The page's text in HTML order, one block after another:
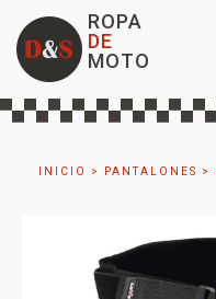
ROPA
DE
MOTO
INICIO > PANTALONES >